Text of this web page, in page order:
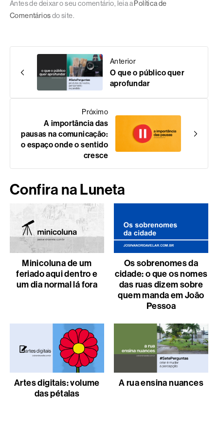
Antes de deixar o seu comentário, leia a Política de
Comentáriosdo site.
Anterior
O que o público quer
aprofundar
Próximo
A importância das
pausas na comunicação:
o espaço onde o sentido
cresce
Confira na Luneta
Minicoluna de um
feriado aqui dentro e
um dia normal lá fora
Os sobrenomes da
cidade: o que os nomes
das ruas dizem sobre
quem manda em João
Pessoa
Artes digitais: volume
das pétalas
A rua ensina nuances